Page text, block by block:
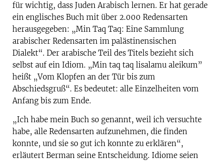
für wichtig, dass Juden Arabisch lernen. Er hat gerade
ein englisches Buch mit über 2.000 Redensarten
herausgegeben: „Min Taq Taq: Eine Sammlung
arabischer Redensarten im palästinensischen
Dialekt“. Der arabische Teil des Titels bezieht sich
selbst auf ein Idiom. „Min taq taq lisalamu aleikum”
heißt „Vom Klopfen an der Tür bis zum
Abschiedsgruß“. Es bedeutet: alle Einzelheiten vom
Anfang bis zum Ende.
„Ich habe mein Buch so genannt, weil ich versuchte
habe, alle Redensarten aufzunehmen, die finden
konnte, und sie so gut ich konnte zu erklären“,
erläutert Berman seine Entscheidung. Idiome seien